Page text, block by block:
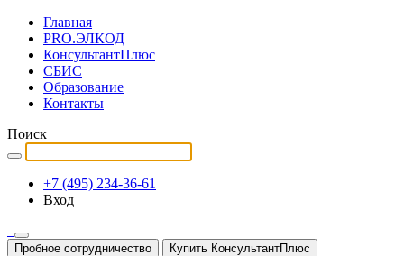
Главная
PRO.ЭЛКОД
КонсультантПлюс
СБИС
Образование
Контакты
Поиск
+7 (495) 234-36-61
Вход
Пробное сотрудничество Купить КонсультантПлюс